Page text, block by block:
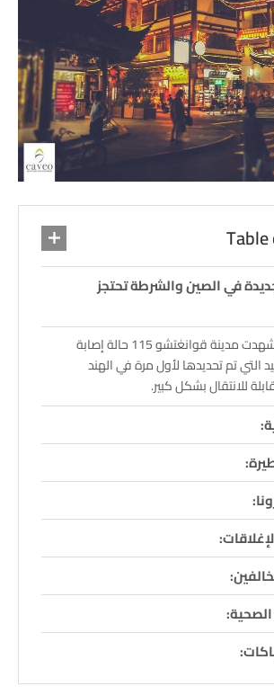
في الصين والشرطة تحتجز
منذ 21 مايو ، شهدت مدينة قوانغتشو 115 حالة إصابة
التي تم تحديدها لأول مرة في الهند
للانتقال بشكل كبير.
الصحية: